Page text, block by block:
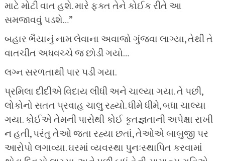
માટે મોટી વાત હશે. મારે ફક્ત તેને કોઈક રીતે આ
સમજાવવું પડશે…”
બહાર ભૈયાનું નામ લેવાના અવાજો ગુંજવા લાગ્યા, તેથી તે
વાતચીત અધવચ્ચે જ છોડી ગયો…
લગ્ન સરળતાથી પાર પડી ગયા.
પ્રમિલા દીદીએ વિદાય લીધી અને ચાલ્યા ગયા. તે પછી,
લોકોનો સતત પ્રવાહ ચાલુ રહ્યો. ધીમે ધીમે, બધા ચાલ્યા
ગયા. કોઈએ તેમની પાસેથી કોઈ કૃતજ્ઞતાની અપેક્ષા રાખી
ન હતી, પરંતુ તેઓ જતા રહ્યા છતાં, તેઓએ બાબુજી પર
આરોપો લગાવ્યા. ઘરમાં વ્યવસ્થા પુનઃસ્થાપિત કરવામાં